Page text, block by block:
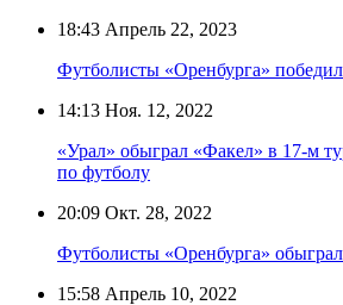
18:43 Апрель 22, 2023
Футболисты «Оренбурга»
14:13 Ноя. 12, 2022
«Урал» обыграл «Факел» в 17-м
по футболу
20:09 Окт. 28, 2022
Футболисты «Оренбурга»
15:58 Апрель 10, 2022